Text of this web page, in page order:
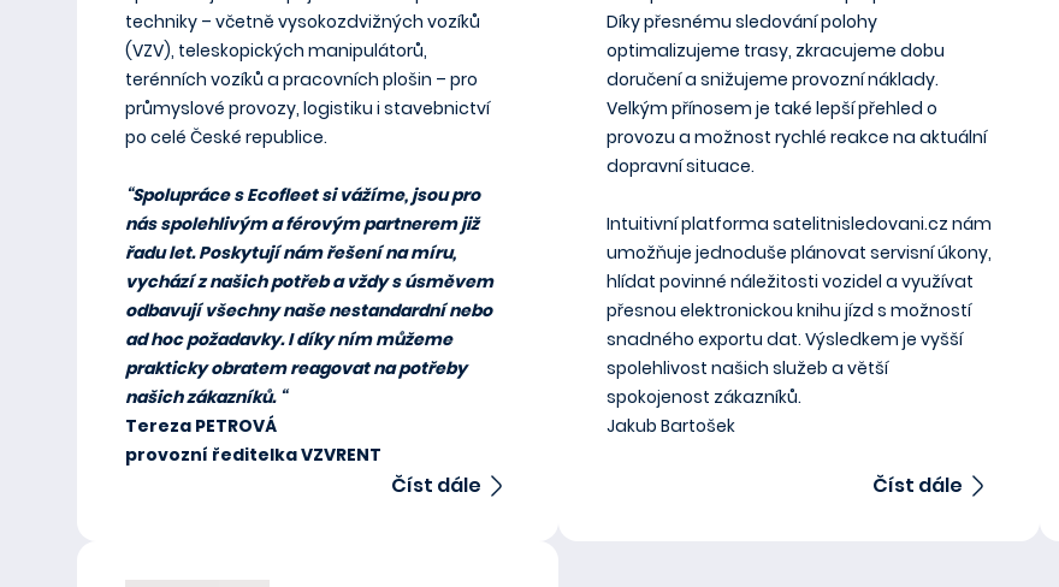
techniky – včetně vysokozdvižných vozíků
(VZV), teleskopických manipulátorů,
terénních vozíků a pracovních plošin – pro
průmyslové provozy, logistiku i stavebnictví
po celé České republice.
“Spolupráce s Ecofleet si vážíme, jsou pro
nás spolehlivým a férovým partnerem již
řadu let. Poskytují nám řešení na míru,
vychází z našich potřeb a vždy s úsměvem
odbavují všechny naše nestandardní nebo
ad hoc požadavky. I díky ním můžeme
prakticky obratem reagovat na potřeby
našich zákazníků. “
Tereza PETROVÁ
provozní ředitelka VZVRENT
Číst dále
Díky přesnému sledování polohy
optimalizujeme trasy, zkracujeme dobu
doručení a snižujeme provozní náklady.
Velkým přínosem je také lepší přehled o
provozu a možnost rychlé reakce na aktuální
dopravní situace.
Intuitivní platforma satelitnisledovani.cz nám
umožňuje jednoduše plánovat servisní úkony,
hlídat povinné náležitosti vozidel a využívat
přesnou elektronickou knihu jízd s možností
snadného exportu dat. Výsledkem je vyšší
spolehlivost našich služeb a větší
spokojenost zákazníků.
Jakub Bartošek
Číst dále